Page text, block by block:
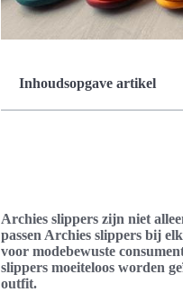
Inhoudsopgave artikel
Archies slippers zijn niet
passen Archies slippers bij
voor modebewuste
slippers moeiteloos worden
outfit.